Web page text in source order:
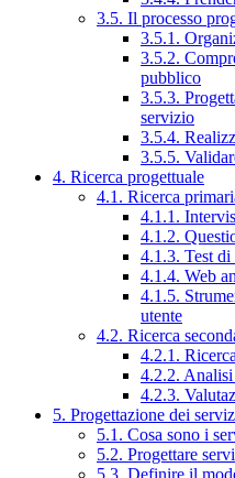
3.5. Il processo
3.5.1.
3.5.2.
pubblico
3.5.3.
servizio
3.5.4.
3.5.5.
4. Ricerca progettuale
4.1. Ricerca
4.1.1.
4.1.2.
4.1.3. Test di
4.1.4. Web
4.1.5.
utente
4.2. Ricerca
4.2.1.
4.2.2.
4.2.3.
5. Progettazione dei
5.1. Cosa sono i
5.2. Progettare
5.3. Definire il